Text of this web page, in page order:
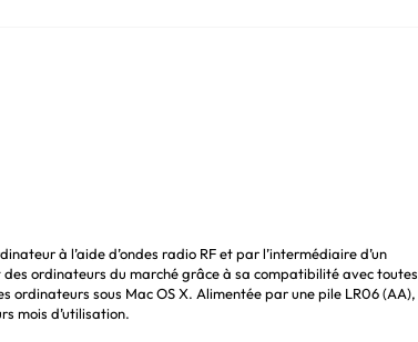
à l’aide d’ondes radio RF et par l’intermédiaire d’un
ordinateurs du marché grâce à sa compatibilité avec toutes
ordinateurs sous Mac OS X. Alimentée par une pile LR06 (AA),
mois d’utilisation.